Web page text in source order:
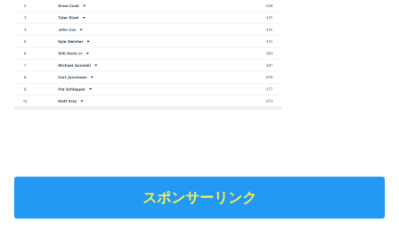
スポンサーリンク